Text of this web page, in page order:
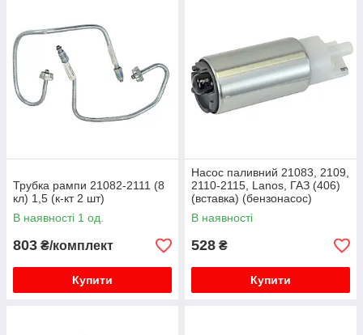
Трубка рампи 21082-2111 (8
кл) 1,5 (к-кт 2 шт)
В наявності 1 од.
803 ₴/комплект
Купити
Насос паливний 21083, 2109,
2110-2115, Lanos, ГАЗ (406)
(вставка) (бензонасос)
SIEMENS
В наявності
528 ₴
Купити